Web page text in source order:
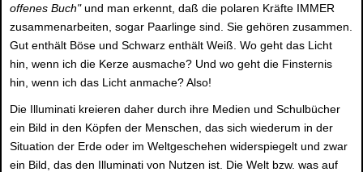
offenes Buch"und man erkennt, daß die polaren Kräfte IMMER
zusammenarbeiten, sogar Paarlinge sind. Sie gehören zusammen.
Gut enthält Böse und Schwarz enthält Weiß. Wo geht das Licht
hin, wenn ich die Kerze ausmache? Und wo geht die Finsternis
hin, wenn ich das Licht anmache? Also!
Die Illuminati kreieren daher durch ihre Medien und Schulbücher
ein Bild in den Köpfen der Menschen, das sich wiederum in der
Situation der Erde oder im Weltgeschehen widerspiegelt und zwar
ein Bild, das den Illuminati von Nutzen ist. Die Welt bzw. was auf